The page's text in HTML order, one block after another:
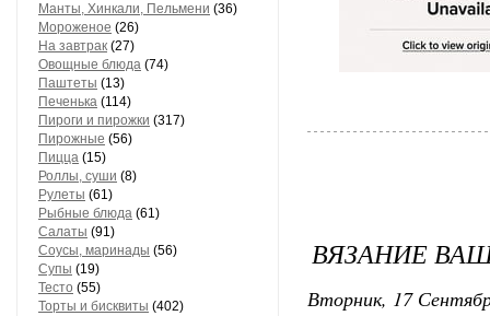
Манты, Хинкали, Пельмени (36)
Мороженое (26)
На завтрак (27)
Овощные блюда (74)
Паштеты (13)
Печенька (114)
Пироги и пирожки (317)
Пирожные (56)
Пицца (15)
Роллы, суши (8)
Рулеты (61)
Рыбные блюда (61)
Салаты (91)
Соусы, маринады (56)
Супы (19)
Тесто (55)
Торты и бисквиты (402)
ВЯЗАНИЕ
Вторник, 17